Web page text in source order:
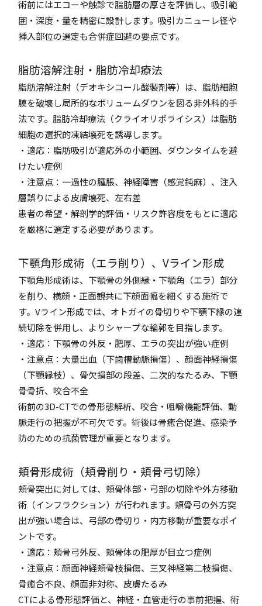
術前にはエコーや触診で脂肪層の厚さを評価し、吸引範
囲・深度・量を精密に設計します。吸引カニューレ径や
挿入部位の選定も合併症回避の要点です。
脂肪溶解注射・脂肪冷却療法
脂肪溶解注射（デオキシコール酸製剤等）は、脂肪細胞
膜を破壊し局所的なボリュームダウンを図る非外科的手
法です。脂肪冷却療法（クライオリポライシス）は脂肪
細胞の選択的凍結壊死を誘導します。
・適応：脂肪吸引が適応外の小範囲、ダウンタイムを避
けたい症例
・注意点：一過性の腫脹、神経障害（感覚鈍麻）、注入
層誤りによる皮膚壊死、左右差
患者の希望・解剖学的評価・リスク許容度をもとに適応
を厳格に選定する必要があります。
下顎角形成術（エラ削り）、Vライン形成
下顎角形成術は、下顎骨の外側縁・下顎角（エラ）部分
を削り、横顔・正面観共に下顔面幅を細くする施術で
す。Vライン形成では、オトガイの骨切りや下顎下縁の連
続切除を併用し、よりシャープな輪郭を目指します。
・適応：下顎骨の外反・肥厚、エラの突出が強い症例
・注意点：大量出血（下歯槽動脈損傷）、顔面神経損傷
（下顎縁枝）、骨欠損部の段差、二次的なたるみ、下顎
骨骨折、咬合不全
術前の3D-CTでの骨形態解析、咬合・咀嚼機能評価、動
脈走行の把握が不可欠です。術後は骨癒合促進、感染予
防のための抗菌管理が重要となります。
頬骨形成術（頬骨削り・頬骨弓切除）
頬骨突出に対しては、頬骨体部・弓部の切除や外方移動
術（インフラクション）が行われます。頬骨弓の外方突
出が強い場合は、弓部の骨切り・内方移動が重要なポイ
ントです。
・適応：頬骨弓外反、頬骨体の肥厚が目立つ症例
・注意点：顔面神経頬骨枝損傷、三叉神経第二枝損傷、
骨癒合不良、顔面非対称、皮膚たるみ
CTによる骨形態評価と、神経・血管走行の事前把握、術